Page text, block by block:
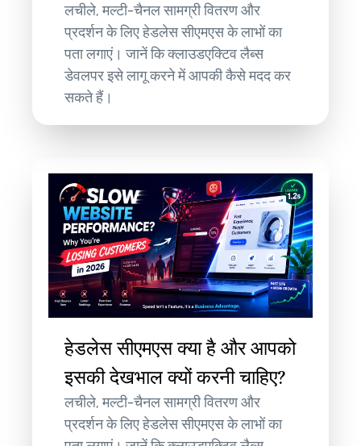
लचीले, मल्टी-चैनल सामग्री वितरण और
प्रदर्शन के लिए हेडलेस सीएमएस के लाभों का
पता लगाएं। जानें कि क्लाउडएक्टिव लैब्स
डेवलपर इसे लागू करने में आपकी कैसे मदद कर
सकते हैं।
हेडलेस सीएमएस क्या है और आपको
इसकी देखभाल क्यों करनी चाहिए?
लचीले, मल्टी-चैनल सामग्री वितरण और
प्रदर्शन के लिए हेडलेस सीएमएस के लाभों का